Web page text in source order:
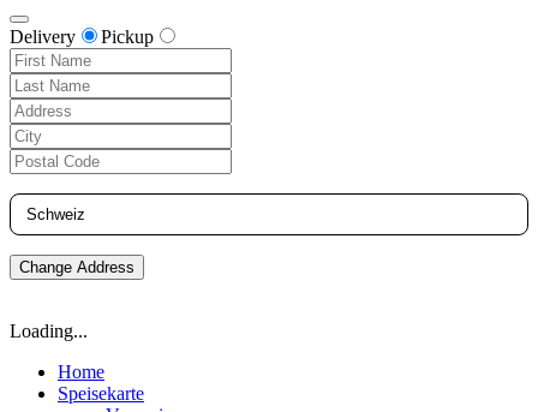
Delivery Pickup
Change Address
Loading...
Home
Speisekarte